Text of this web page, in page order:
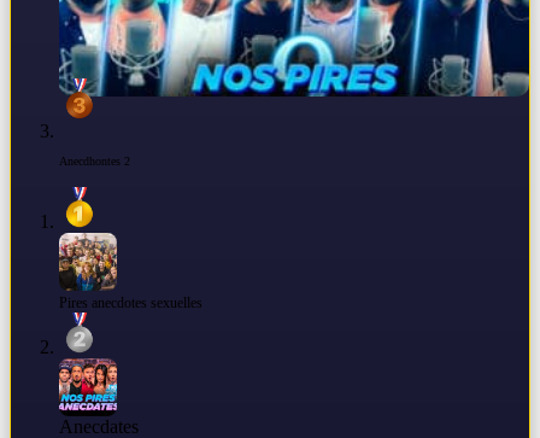
Anecdhontes 2
Pires anecdotes sexuelles
Anecdates